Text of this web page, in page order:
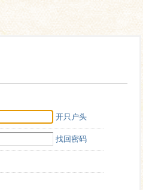
开只户头
找回密码